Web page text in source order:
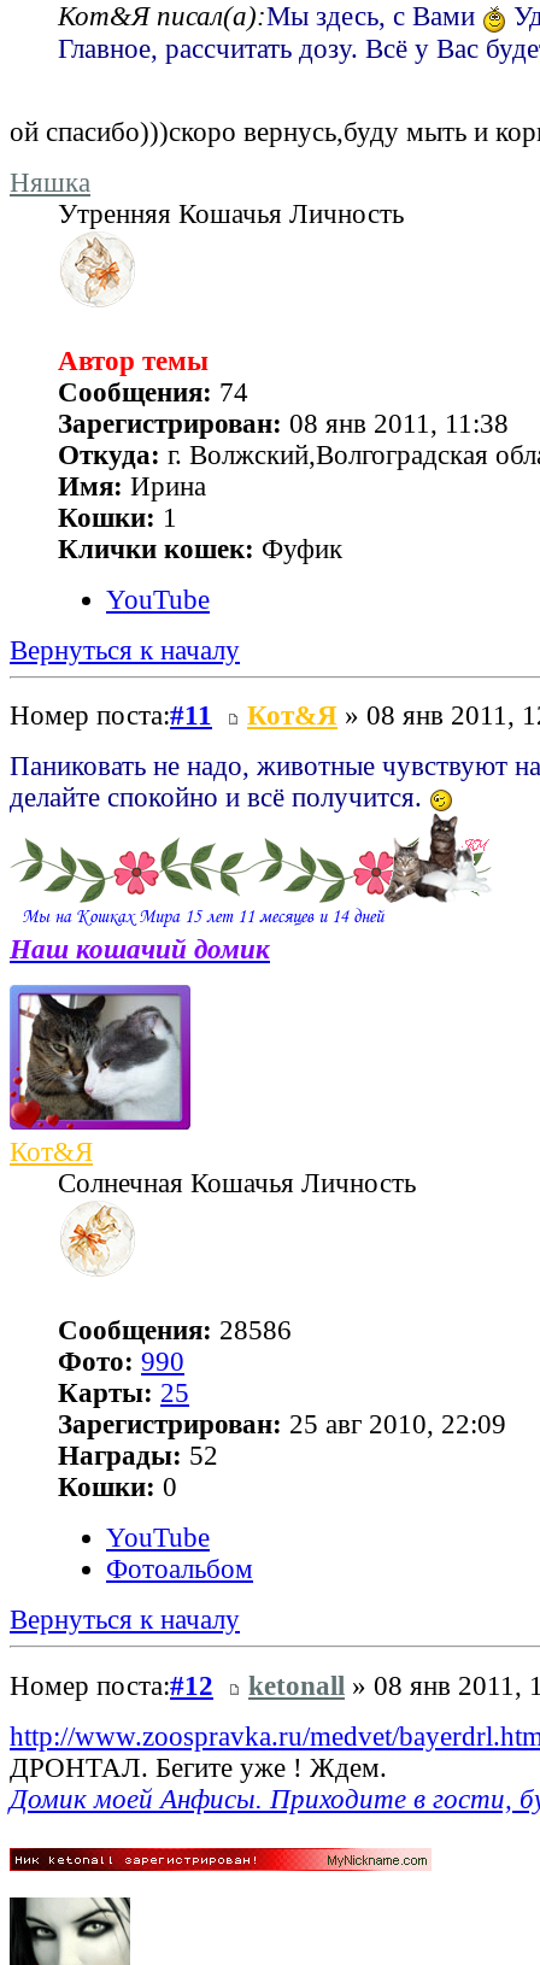
Кот&Я писал(а):Мы здесь, с Вами
Главное, рассчитать дозу. Всё у Вас
ой спасибо)))скоро вернусь,буду мыть и
Няшка
Утренняя Кошачья Личность
Автор темы
Сообщения: 74
Зарегистрирован: 08 янв 2011, 11:38
Откуда: г. Волжский,Волгоградская
Имя: Ирина
Кошки: 1
Клички кошек: Фуфик
YouTube
Вернуться к началу
Номер поста:#11 Кот&Я » 08 янв 2011,
Паниковать не надо, животные чувствуют
делайте спокойно и всё получится.
Наш кошачий домик
Кот&Я
Солнечная Кошачья Личность
Сообщения: 28586
Фото: 990
Карты: 25
Зарегистрирован: 25 авг 2010, 22:09
Награды: 52
Кошки: 0
YouTube
Фотоальбом
Вернуться к началу
Номер поста:#12 ketonall » 08 янв 2011,
http://www.zoospravka.ru/medvet/
ДРОНТАЛ. Бегите уже ! Ждем.
Домик моей Анфисы. Приходите в гости,